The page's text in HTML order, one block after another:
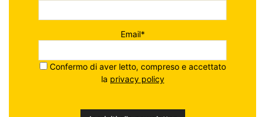
Email*
Confermo di aver letto, compreso e accettato
la privacy policy